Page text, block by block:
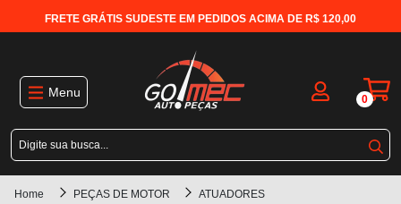
FRETE GRÁTIS SUDESTE EM PEDIDOS ACIMA DE R$ 120,00
Menu 0
Home PEÇAS DE MOTOR ATUADORES